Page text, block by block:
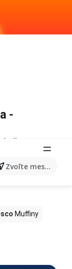
Zvoľte mesto
-
Tesco
Muffiny